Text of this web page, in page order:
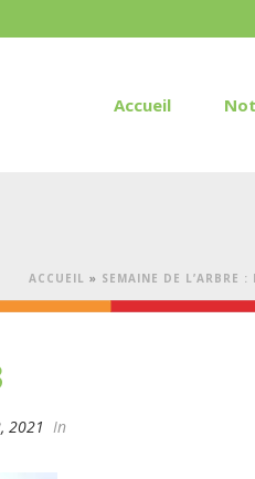
Accueil
ACCUEIL » SEMAINE DE L’ARBRE
2021 In